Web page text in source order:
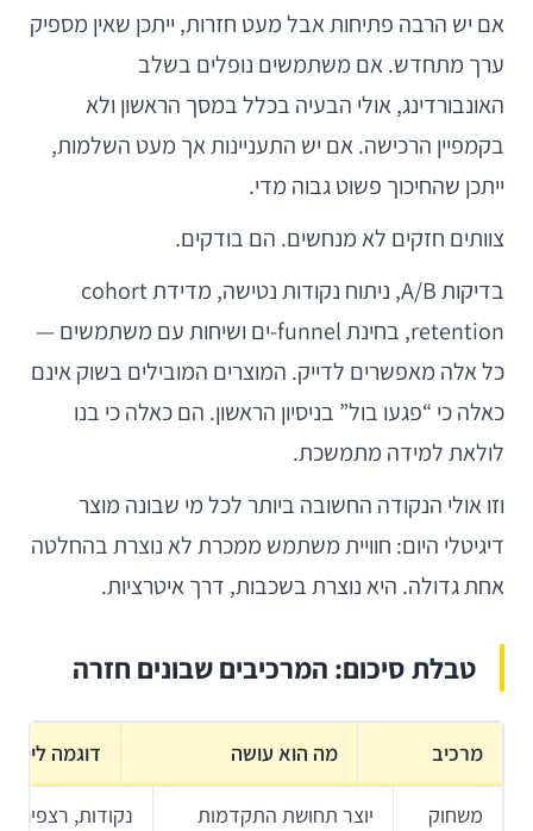
אם יש הרבה פתיחות אבל מעט חזרות, ייתכן שאין מספיק
ערך מתחדש. אם משתמשים נופלים בשלב
האונבורדינג, אולי הבעיה בכלל במסך הראשון ולא
בקמפיין הרכישה. אם יש התעניינות אך מעט השלמות,
ייתכן שהחיכוך פשוט גבוה מדי.
צוותים חזקים לא מנחשים. הם בודקים.
בדיקות A/B, ניתוח נקודות נטישה, מדידת cohort
retention, בחינת funnel-ים ושיחות עם משתמשים —
כל אלה מאפשרים לדייק. המוצרים המובילים בשוק אינם
כאלה כי “פגעו בול” בניסיון הראשון. הם כאלה כי בנו
לולאת למידה מתמשכת.
וזו אולי הנקודה החשובה ביותר לכל מי שבונה מוצר
דיגיטלי היום: חוויית משתמש ממכרת לא נוצרת בהחלטה
אחת גדולה. היא נוצרת בשכבות, דרך איטרציות.
טבלת סיכום: המרכיבים שבונים חזרה
מרכיב מה הוא עושה דוגמה
משחוק
יוצר תחושת התקדמות
נקודות, רצפים,